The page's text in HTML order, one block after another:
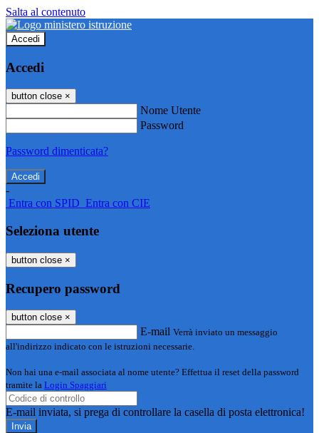
Salta al contenuto
Accedi
Accedi
button close ×
Nome Utente
Password
Password dimenticata?
-
Entra con SPID Entra con CIE
Seleziona utente
button close ×
Recupero password
button close ×
E-mail Verrà inviato un messaggio
all'indirizzo indicato con le istruzioni necessarie.
Non hai una e-mail associata al nome utente? Effettua il reset della password
tramite la Login Spaggiari
E-mail inviata, si prega di controllare la casella di posta elettronica!